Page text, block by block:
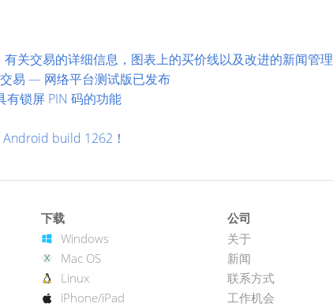
关交易的详细信息，图表上的买价线以及改进的新闻管理
易 — 网络平台测试版已发布
有锁屏 PIN 码的功能
build 1262！
下载
Windows
Mac OS
Linux
iPhone/iPad
公司
关于
新闻
联系方式
工作机会